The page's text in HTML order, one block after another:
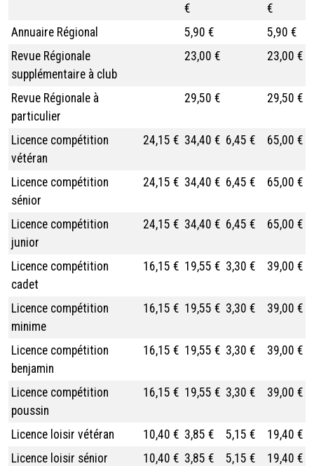
€
€
Annuaire Régional
5,90 €
5,90 €
Revue Régionale
supplémentaire à club
23,00 € 23,00 €
Revue Régionale à
particulier
29,50 € 29,50 €
Licence compétition
vétéran
24,15 € 34,40 € 6,45 € 65,00 €
Licence compétition
sénior
24,15 € 34,40 € 6,45 € 65,00 €
Licence compétition
junior
24,15 € 34,40 € 6,45 € 65,00 €
Licence compétition
cadet
16,15 € 19,55 € 3,30 € 39,00 €
Licence compétition
minime
16,15 € 19,55 € 3,30 € 39,00 €
Licence compétition
benjamin
16,15 € 19,55 € 3,30 € 39,00 €
Licence compétition
poussin
16,15 € 19,55 € 3,30 € 39,00 €
Licence loisir vétéran 10,40 € 3,85 € 5,15 €
19,40 €
Licence loisir sénior
10,40 € 3,85 € 5,15 €
19,40 €